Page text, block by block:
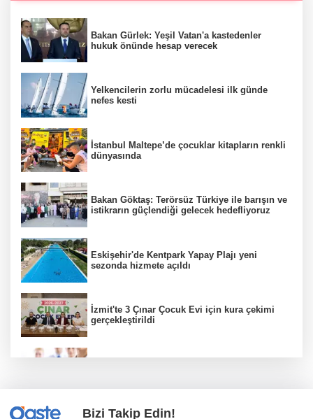
Bakan Gürlek: Yeşil Vatan'a kastedenler
hukuk önünde hesap verecek
Yelkencilerin zorlu mücadelesi ilk günde
nefes kesti
İstanbul Maltepe’de çocuklar kitapların renkli
dünyasında
Bakan Göktaş: Terörsüz Türkiye ile barışın ve
istikrarın güçlendiği gelecek hedefliyoruz
Eskişehir'de Kentpark Yapay Plajı yeni
sezonda hizmete açıldı
İzmit'te 3 Çınar Çocuk Evi için kura çekimi
gerçekleştirildi
Bizi Takip Edin!